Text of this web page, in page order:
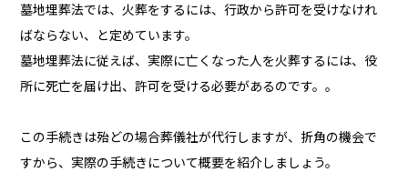
墓地埋葬法では、火葬をするには、行政から許可を受けなけれ
ばならない、と定めています。
墓地埋葬法に従えば、実際に亡くなった人を火葬するには、役
所に死亡を届け出、許可を受ける必要があるのです。。
この手続きは殆どの場合葬儀社が代行しますが、折角の機会で
すから、実際の手続きについて概要を紹介しましょう。